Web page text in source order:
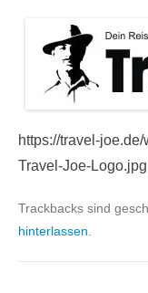
https://travel-
Travel-Joe-Logo.jpg
Trackbacks sind
hinterlassen